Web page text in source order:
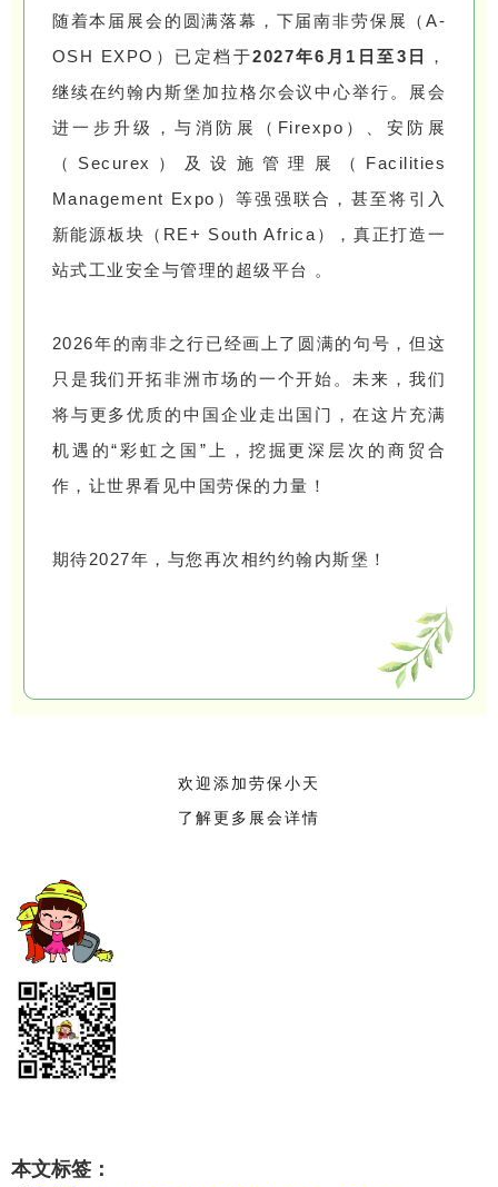
随着本届展会的圆满落幕，下届南非劳保展（A-
OSH EXPO）已定档于2027年6月1日至3日
，
继续在约翰内斯堡加拉格尔会议中心举行。展会
进一步升级，与消防展（Firexpo）、安防展
（Securex）及设施管理展（Facilities
Management Expo）等强强联合，甚至将引入
新能源板块（RE+ South Africa），真正打造一
站式工业安全与管理的超级平台 。
2026年的南非之行已经画上了圆满的句号，但这
只是我们开拓非洲市场的一个开始。未来，我们
将与更多优质的中国企业走出国门，在这片充满
机遇的“彩虹之国”上，挖掘更深层次的商贸合
作，让世界看见中国劳保的力量！
期待2027年，与您再次相约约翰内斯堡！
欢迎添加劳保小天
了解更多展会详情
本文标签：